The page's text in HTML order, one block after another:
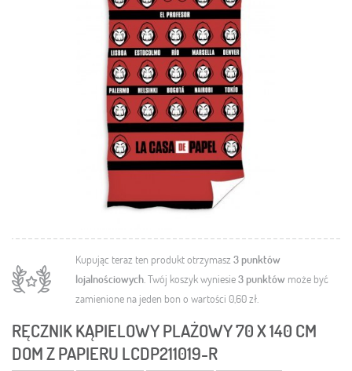
Kupując teraz ten produkt otrzymasz 3punktów
lojalnościowych. Twój koszyk wyniesie3punktów może być
zamienione na jeden bon o wartości 0,60 zł.
RĘCZNIK KĄPIELOWY PLAŻOWY 70 X 140 CM
DOM Z PAPIERU LCDP211019-R